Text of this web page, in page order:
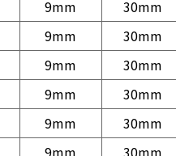
9mm 30mm
9mm 30mm
9mm 30mm
9mm 30mm
9mm 30mm
9mm 30mm